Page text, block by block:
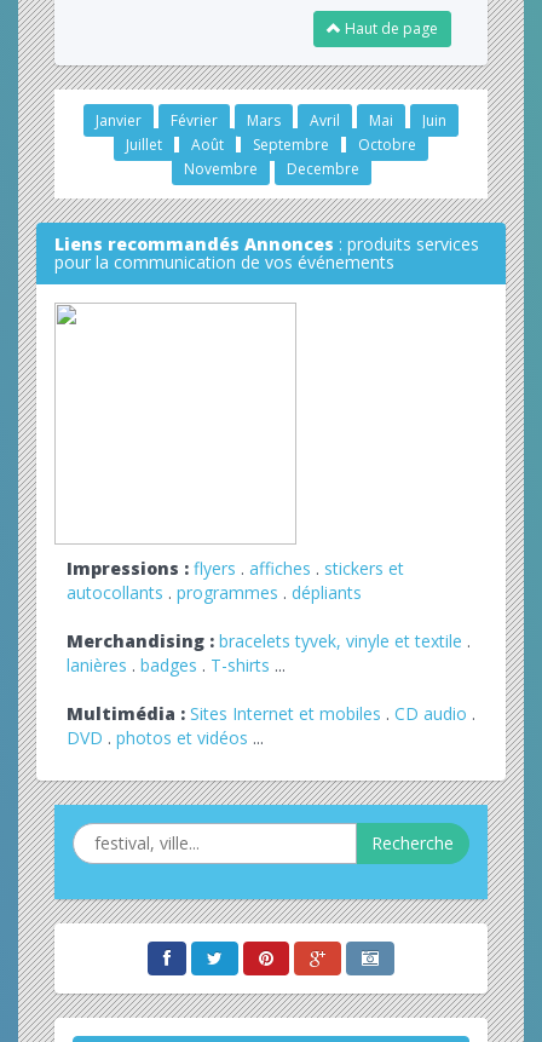
Haut de page
Janvier Février Mars Avril Mai
Juin
Juillet
Août Septembre
Octobre
Novembre
Decembre
Liens recommandés Annonces : produits services
pour la communication de vos événements
Impressions : flyers . affiches . stickers et
autocollants . programmes . dépliants
Merchandising : bracelets tyvek, vinyle et textile .
lanières . badges . T-shirts ...
Multimédia : Sites Internet et mobiles . CD audio .
DVD . photos et vidéos ...
Recherche